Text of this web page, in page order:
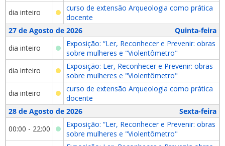
dia inteiro
curso de extensão Arqueologia como prática
docente
27 de Agosto de 2026
Quinta-feira
dia inteiro
Exposição: “Ler, Reconhecer e Prevenir: obras
sobre mulheres e "Violentômetro"
dia inteiro
Exposição: Ler, Reconhecer e Prevenir: obras
sobre mulheres e "Violentômetro"
dia inteiro
curso de extensão Arqueologia como prática
docente
28 de Agosto de 2026
Sexta-feira
00:00 - 22:00
Exposição: “Ler, Reconhecer e Prevenir: obras
sobre mulheres e "Violentômetro"